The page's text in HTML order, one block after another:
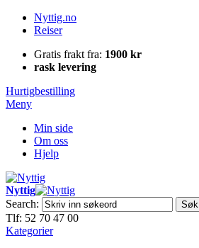
Nyttig.no
Reiser
Gratis frakt fra: 1900 kr
rask levering
Hurtigbestilling
Meny
Min side
Om oss
Hjelp
Nyttig
Search:
Søk
Tlf: 52 70 47 00
Kategorier